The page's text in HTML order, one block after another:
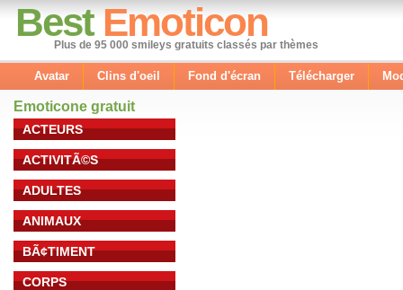
Best Emoticon
Plus de 95 000 smileys gratuits classés par thèmes
Avatar Clins d'oeil Fond d'écran Télécharger
Emoticone gratuit
ACTEURS
ACTIVITÃ©S
ADULTES
ANIMAUX
BÃ¢TIMENT
CORPS